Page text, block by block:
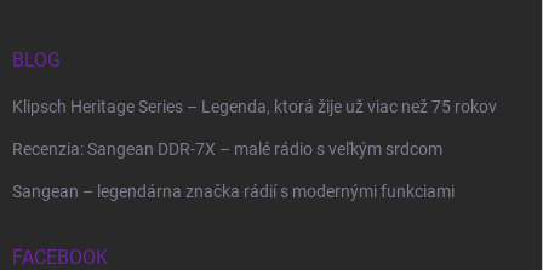
BLOG
Klipsch Heritage Series – Legenda, ktorá žije už viac než 75 rokov
Recenzia: Sangean DDR-7X – malé rádio s veľkým srdcom
Sangean – legendárna značka rádií s modernými funkciami
FACEBOOK